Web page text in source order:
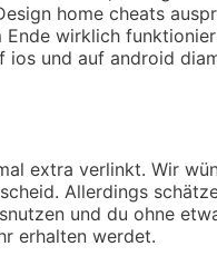
home cheats
wirklich
und auf android
extra verlinkt. Wir
Allerdings
und du ohne
erhalten werdet.